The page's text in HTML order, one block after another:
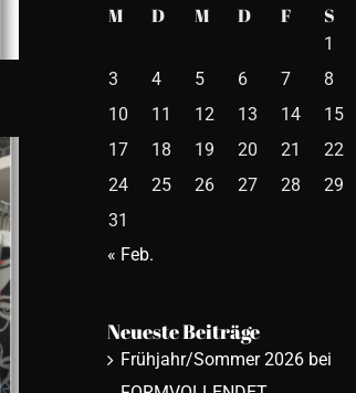
M D M D F S
1
3
4 5 6 7 8
10
11 12 13 14 15
17
18 19 20 21 22
24
25 26 27 28 29
31
« Feb.
Neueste Beiträge
Frühjahr/Sommer 2026 bei